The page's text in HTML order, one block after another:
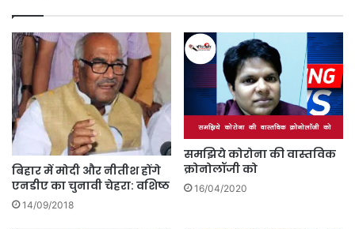
बिहार में मोदी और नीतीश होंगे
एनडीए का चुनावी चेहरा: वशिष्ठ
14/09/2018
समझिये कोरोना की वास्तविक
क्रोनोलॉजी को
16/04/2020